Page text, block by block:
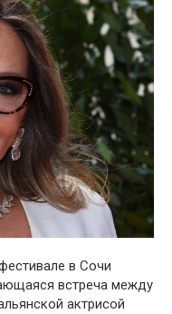
в Сочи
встреча между
актрисой